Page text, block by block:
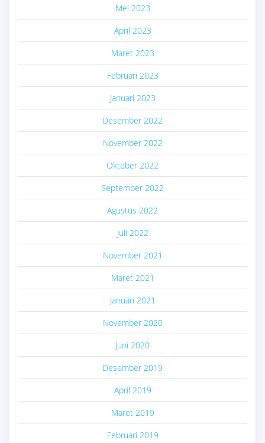
Mei 2023
April 2023
Maret 2023
Februari 2023
Januari 2023
Desember 2022
November 2022
Oktober 2022
September 2022
Agustus 2022
Juli 2022
November 2021
Maret 2021
Januari 2021
November 2020
Juni 2020
Desember 2019
April 2019
Maret 2019
Februari 2019